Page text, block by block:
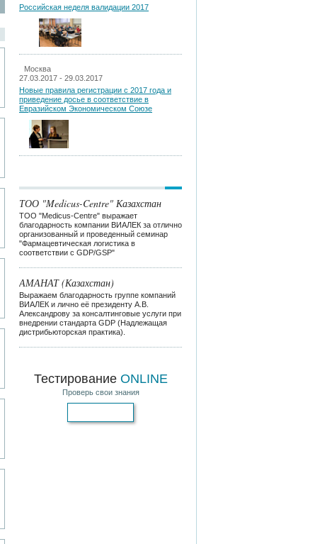
Российская неделя валидации 2017
Москва
27.03.2017 - 29.03.2017
Новые правила регистрации c 2017 года и
приведение досье в соответствие в
Евразийском Экономическом Союзе
ТОО "Medicus-Centre" Казахстан
ТОО "Medicus-Centre" выражает
благодарность компании ВИАЛЕК за отлично
организованный и проведенный семинар
"Фармацевтическая логистика в
соответствии с GDP/GSP"
АМАНАТ (Казахстан)
Выражаем благодарность группе компаний
ВИАЛЕК и лично её президенту А.В.
Александрову за консалтинговые услуги при
внедрении стандарта GDP (Надлежащая
дистрибьюторская практика).
Тестирование ONLINE
Проверь свои знания